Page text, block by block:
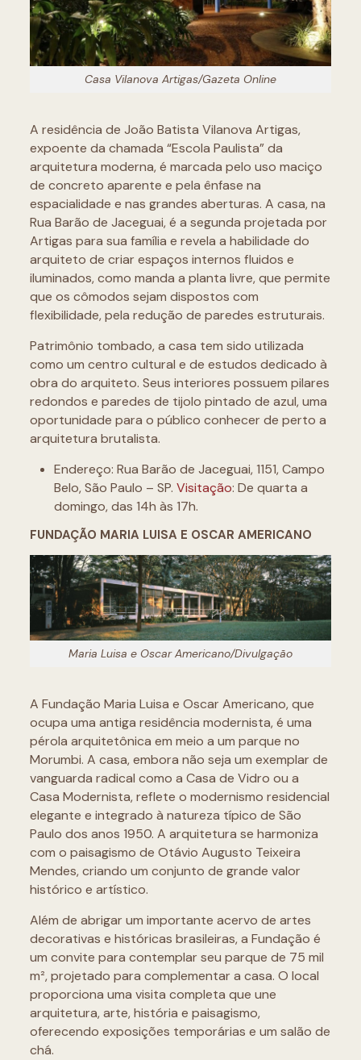
Casa Vilanova Artigas/Gazeta Online
A residência de João Batista Vilanova Artigas,
expoente da chamada “Escola Paulista” da
arquitetura moderna, é marcada pelo uso maciço
de concreto aparente e pela ênfase na
espacialidade e nas grandes aberturas. A casa, na
Rua Barão de Jaceguai, é a segunda projetada por
Artigas para sua família e revela a habilidade do
arquiteto de criar espaços internos fluidos e
iluminados, como manda a planta livre, que permite
que os cômodos sejam dispostos com
flexibilidade, pela redução de paredes estruturais.
Patrimônio tombado, a casa tem sido utilizada
como um centro cultural e de estudos dedicado à
obra do arquiteto. Seus interiores possuem pilares
redondos e paredes de tijolo pintado de azul, uma
oportunidade para o público conhecer de perto a
arquitetura brutalista.
Endereço: Rua Barão de Jaceguai, 1151, Campo
Belo, São Paulo – SP. Visitação: De quarta a
domingo, das 14h às 17h.
FUNDAÇÃO MARIA LUISA E OSCAR AMERICANO
Maria Luisa e Oscar Americano/Divulgação
A Fundação Maria Luisa e Oscar Americano, que
ocupa uma antiga residência modernista, é uma
pérola arquitetônica em meio a um parque no
Morumbi. A casa, embora não seja um exemplar de
vanguarda radical como a Casa de Vidro ou a
Casa Modernista, reflete o modernismo residencial
elegante e integrado à natureza típico de São
Paulo dos anos 1950. A arquitetura se harmoniza
com o paisagismo de Otávio Augusto Teixeira
Mendes, criando um conjunto de grande valor
histórico e artístico.
Além de abrigar um importante acervo de artes
decorativas e históricas brasileiras, a Fundação é
um convite para contemplar seu parque de 75 mil
m², projetado para complementar a casa. O local
proporciona uma visita completa que une
arquitetura, arte, história e paisagismo,
oferecendo exposições temporárias e um salão de
chá.